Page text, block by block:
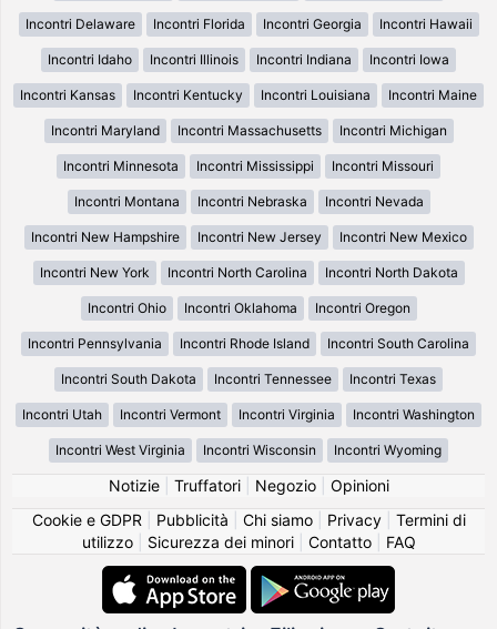
Incontri Delaware Incontri Florida Incontri Georgia Incontri Hawaii
Incontri Idaho Incontri Illinois Incontri Indiana Incontri Iowa
Incontri Kansas Incontri Kentucky Incontri Louisiana Incontri Maine
Incontri Maryland Incontri Massachusetts Incontri Michigan
Incontri Minnesota Incontri Mississippi Incontri Missouri
Incontri Montana Incontri Nebraska Incontri Nevada
Incontri New Hampshire Incontri New Jersey Incontri New Mexico
Incontri New York Incontri North Carolina Incontri North Dakota
Incontri Ohio Incontri Oklahoma Incontri Oregon
Incontri Pennsylvania Incontri Rhode Island Incontri South Carolina
Incontri South Dakota Incontri Tennessee Incontri Texas
Incontri Utah Incontri Vermont Incontri Virginia Incontri Washington
Incontri West Virginia Incontri Wisconsin Incontri Wyoming
Notizie| Truffatori| Negozio| Opinioni
Cookie e GDPR
Pubblicità Chi siamo| Privacy| Termini di
utilizzo| Sicurezza dei minori| Contatto| FAQ